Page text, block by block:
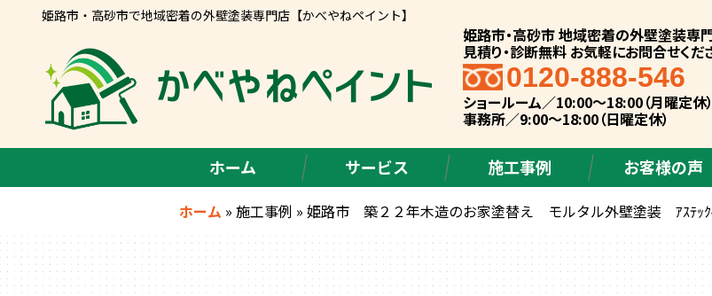
姫路市・高砂市で地域密着の外壁塗装専門店【かべやねペイント】
姫路市・高砂市 地域密着の外壁塗装専
見積り・診断無料 お気軽にお問合せくだ
0120-888-546
ショールーム／10:00～18:00（月曜定休）
事務所／9:00～18:00（日曜定休）
ホーム サービス 施工事例 お客様の声
ホーム » 施工事例 » 姫路市 築２２年木造のお家塗替え モルタル外壁塗装 ｱｽﾃｯｸ